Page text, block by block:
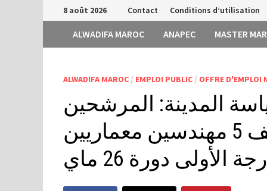
Passer
au
contenu
8 août 2026 Contact Conditions d’utilisation
ALWADIFA MAROC ANAPEC MASTER
ALWADIFA MAROC / EMPLOI PUBLIC / OFFRE D'EMPLOI
المدينة: المرشحين
المقبولين لاجتياز مباراة توظيف 5 مهندسين معماريين
الأولى دورة 26 ماي